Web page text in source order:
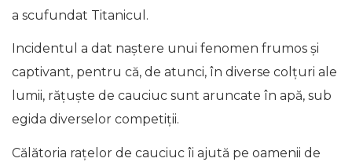
a scufundat Titanicul.
Incidentul a dat naștere unui fenomen frumos și
captivant, pentru că, de atunci, în diverse colțuri ale
lumii, rățuște de cauciuc sunt aruncate în apă, sub
egida diverselor competiții.
Călătoria rațelor de cauciuc îi ajută pe oamenii de